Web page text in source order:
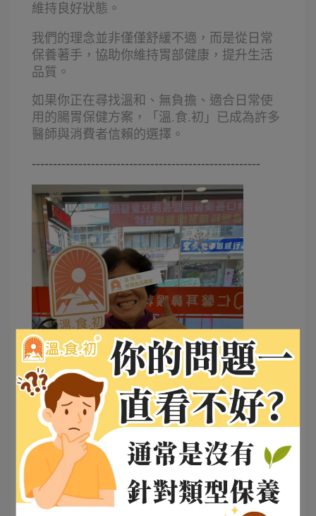
維持良好狀態。
我們的理念並非僅僅舒緩不適，而是從日常
保養著手，協助你維持胃部健康，提升生活
品質。
如果你正在尋找溫和、無負擔、適合日常使
用的腸胃保健方案，「溫.食.初」已成為許多
醫師與消費者信賴的選擇。
------------------------------------------------------